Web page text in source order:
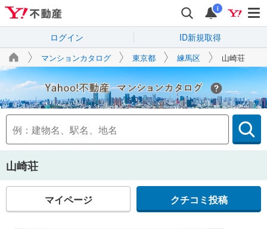
i
ログイン ID新規取得
マンションカタログ 東京都 練馬区 山崎荘
Yahoo!不動産
山崎荘
マイページ クチコミ投稿